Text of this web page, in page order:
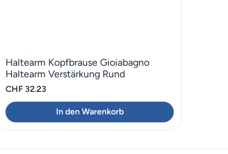
Haltearm Kopfbrause Gioiabagno
Haltearm Verstärkung Rund
CHF32.23
In den Warenkorb